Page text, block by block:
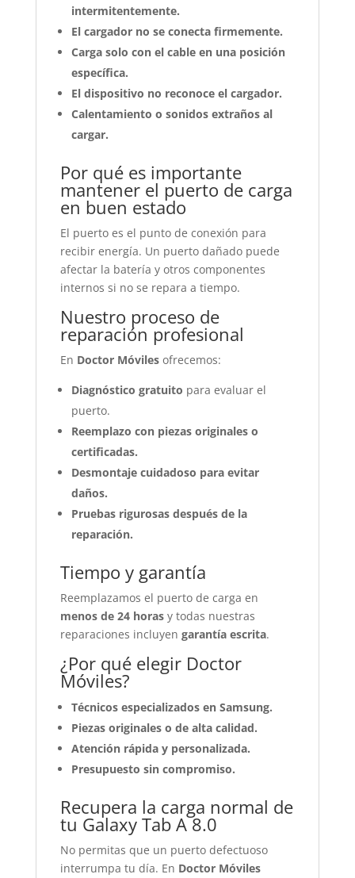
intermitentemente.
El cargador no se conecta firmemente.
Carga solo con el cable en una posición
específica.
El dispositivo no reconoce el cargador.
Calentamiento o sonidos extraños al
cargar.
Por qué es importante
mantener el puerto de carga
en buen estado
El puerto es el punto de conexión para
recibir energía. Un puerto dañado puede
afectar la batería y otros componentes
internos si no se repara a tiempo.
Nuestro proceso de
reparación profesional
En Doctor Móvilesofrecemos:
Diagnóstico gratuito para evaluar el
puerto.
Reemplazo con piezas originales o
certificadas.
Desmontaje cuidadoso para evitar
daños.
Pruebas rigurosas después de la
reparación.
Tiempo y garantía
Reemplazamos el puerto de carga en
menos de 24 horasy todas nuestras
reparaciones incluyen garantía escrita.
¿Por qué elegir Doctor
Móviles?
Técnicos especializados en Samsung.
Piezas originales o de alta calidad.
Atención rápida y personalizada.
Presupuesto sin compromiso.
Recupera la carga normal de
tu Galaxy Tab A 8.0
No permitas que un puerto defectuoso
interrumpa tu día. En Doctor Móviles